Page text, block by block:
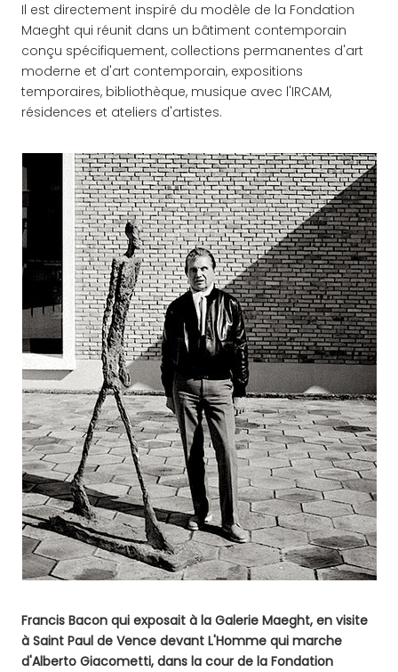
Il est directement inspiré du modèle de la Fondation
Maeght qui réunit dans un bâtiment contemporain
conçu spécifiquement, collections permanentes d'art
moderne et d'art contemporain, expositions
temporaires, bibliothèque, musique avec l'IRCAM,
résidences et ateliers d'artistes.
Francis Bacon qui exposait à la Galerie Maeght, en visite
à Saint Paul de Vence devant L'Homme qui marche
d'Alberto Giacometti, dans la cour de la Fondation